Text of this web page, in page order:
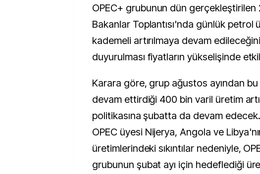
OPEC+ grubunun dün gerçekleştirilen
Bakanlar Toplantısı'nda günlük petrol
kademeli artırılmaya devam
duyurulması fiyatların yükselişinde
Karara göre, grup ağustos ayından bu
devam ettirdiği 400 bin varil üretim
politikasına şubatta da devam
OPEC üyesi Nijerya, Angola ve
üretimlerindeki sıkıntılar nedeniyle,
grubunun şubat ayı için hedeflediği